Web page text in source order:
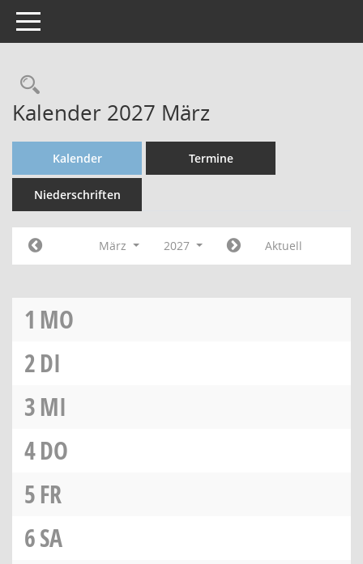
Toggle navigation
Kalender 2027 März
Kalender Termine
Niederschriften
März 2027 Aktuell
1 MO
2DI
3MI
4DO
5FR
6SA